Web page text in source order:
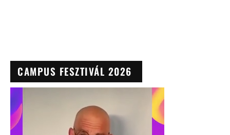
CAMPUS FESZTIVÁL 2026